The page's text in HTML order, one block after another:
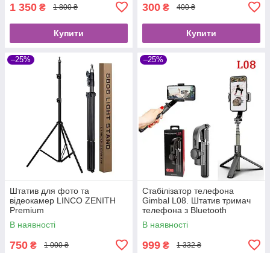
1 350 ₴ 1 800 ₴
Купити
300 ₴ 400 ₴
Купити
–25%
Штатив для фото та
відеокамер LINCO ZENITH
Premium
В наявності
750 ₴ 1 000 ₴
–25%
Стабілізатор телефона
Gimbal L08. Штатив тримач
телефона з Bluetooth
пультом дистанційного
керування
В наявності
999 ₴ 1 332 ₴